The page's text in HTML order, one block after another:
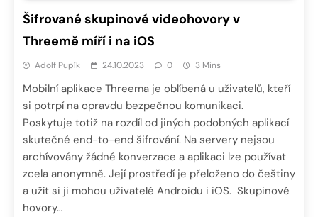
Šifrované skupinové videohovory v
Threemě míří i na iOS
Adolf Pupík 24.10.2023 0 3 Mins
Mobilní aplikace Threema je oblíbená u uživatelů, kteří
si potrpí na opravdu bezpečnou komunikaci.
Poskytuje totiž na rozdíl od jiných podobných aplikací
skutečné end-to-end šifrování. Na servery nejsou
archívovány žádné konverzace a aplikaci lze používat
zcela anonymně. Její prostředí je přeloženo do češtiny
a užít si ji mohou uživatelé Androidu i iOS. Skupinové
hovory…